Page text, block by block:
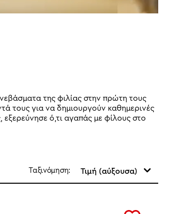
της φιλίας στην πρώτη τους
τους για να δημιουργούν καθημερινές
εξερεύνησε ό,τι αγαπάς με φίλους στο
Ταξινόμηση: Τιμή (αύξουσα)